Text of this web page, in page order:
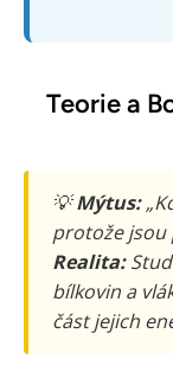
Teorie a
💡Mýtus:
protože jsou
Realita:
bílkovin a
část jejich